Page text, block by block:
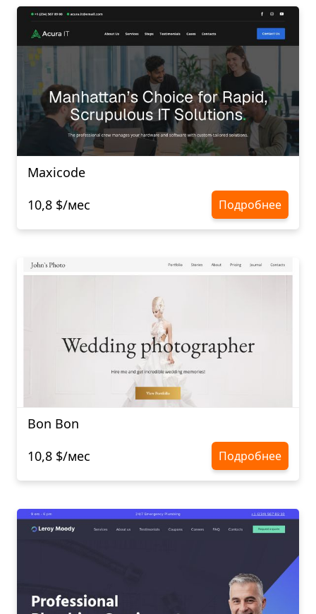
Maxicode
10,8 $/мес
Подробнее
Bon Bon
10,8 $/мес
Подробнее